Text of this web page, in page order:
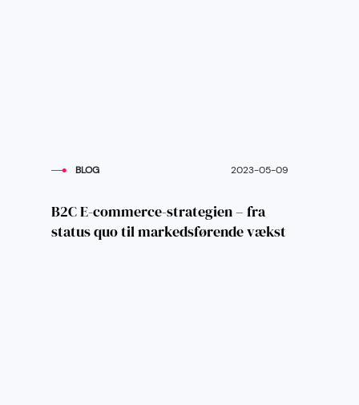
BLOG 2023-05-09
B2C E-commerce-strategien – fra
status quo til markedsførende vækst